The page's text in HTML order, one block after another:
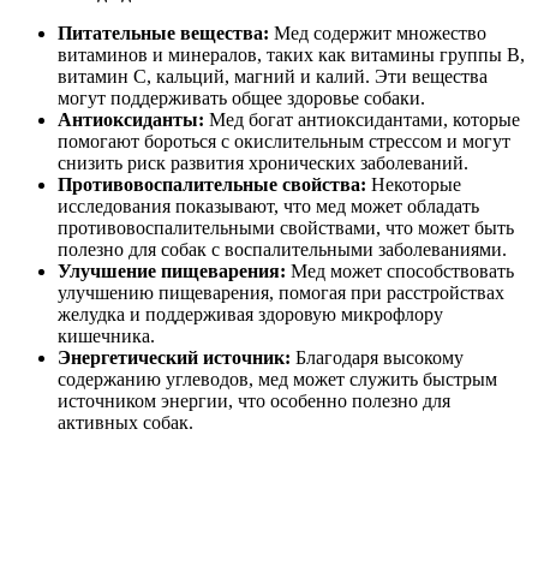
Питательные вещества: Мед содержит множество
витаминов и минералов, таких как витамины группы B,
витамин C, кальций, магний и калий. Эти вещества
могут поддерживать общее здоровье собаки.
Антиоксиданты: Мед богат антиоксидантами, которые
помогают бороться с окислительным стрессом и могут
снизить риск развития хронических заболеваний.
Противовоспалительные свойства: Некоторые
исследования показывают, что мед может обладать
противовоспалительными свойствами, что может быть
полезно для собак с воспалительными заболеваниями.
Улучшение пищеварения: Мед может способствовать
улучшению пищеварения, помогая при расстройствах
желудка и поддерживая здоровую микрофлору
кишечника.
Энергетический источник: Благодаря высокому
содержанию углеводов, мед может служить быстрым
источником энергии, что особенно полезно для
активных собак.